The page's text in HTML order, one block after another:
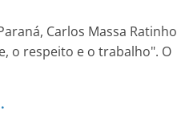
Carlos Massa Ratinho
o respeito e o trabalho". O